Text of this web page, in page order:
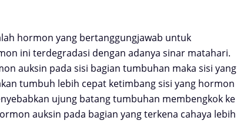
hormon yang bertanggungjawab untuk
ini terdegradasi dengan adanya sinar matahari.
auksin pada sisi bagian tumbuhan maka sisi yang
tumbuh lebih cepat ketimbang sisi yang hormon
ujung batang tumbuhan membengkok ke
auksin pada bagian yang terkena cahaya lebih